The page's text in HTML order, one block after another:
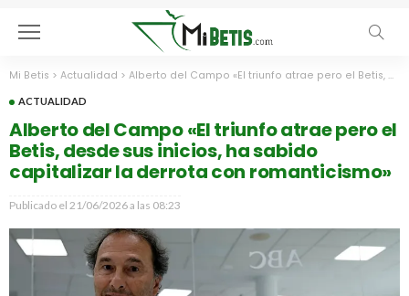
Mi Betis > Actualidad > Alberto del Campo «El triunfo atrae pero el Betis, desde sus inicios, ha sabido capitalizar la derrota con romanticismo»
ACTUALIDAD
Alberto del Campo «El triunfo atrae pero el
Betis, desde sus inicios, ha sabido
capitalizar la derrota con romanticismo»
Publicado el 21/06/2026 a las 08:23